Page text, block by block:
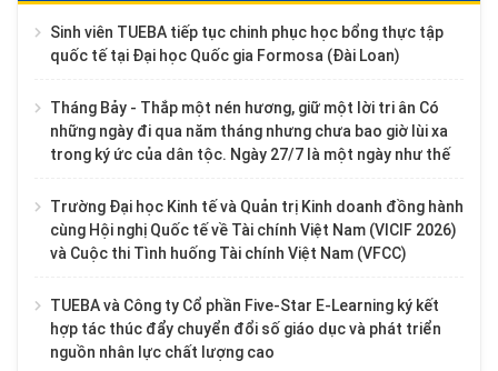
Sinh viên TUEBA tiếp tục chinh phục học bổng thực tập
quốc tế tại Đại học Quốc gia Formosa (Đài Loan)
Tháng Bảy - Thắp một nén hương, giữ một lời tri ân Có
những ngày đi qua năm tháng nhưng chưa bao giờ lùi xa
trong ký ức của dân tộc. Ngày 27/7 là một ngày như thế
Trường Đại học Kinh tế và Quản trị Kinh doanh đồng hành
cùng Hội nghị Quốc tế về Tài chính Việt Nam (VICIF 2026)
và Cuộc thi Tình huống Tài chính Việt Nam (VFCC)
TUEBA và Công ty Cổ phần Five-Star E-Learning ký kết
hợp tác thúc đẩy chuyển đổi số giáo dục và phát triển
nguồn nhân lực chất lượng cao